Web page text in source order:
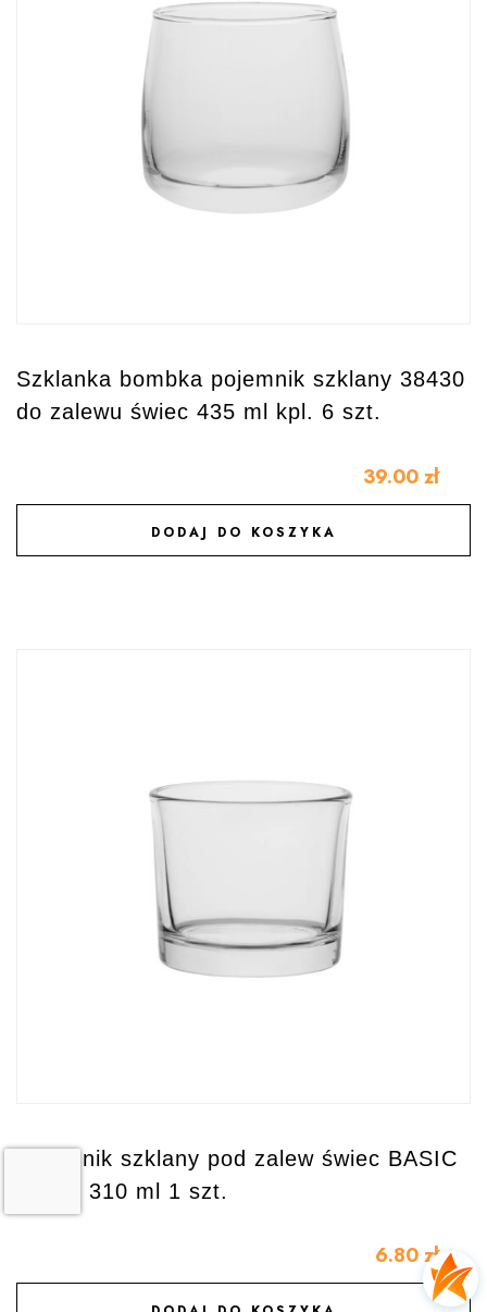
Szklanka bombka pojemnik szklany 38430
do zalewu świec 435 ml kpl. 6 szt.
39.00 zł
DODAJ DO KOSZYKA
DODAJ DO ULUBIONYCH
Pojemnik szklany pod zalew świec BASIC
70836 310 ml 1 szt.
6.80 zł